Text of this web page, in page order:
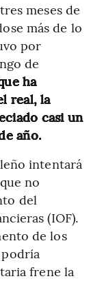
meses de
más de lo
por
de
ha
real, la
casi un
año.
intentará
no
del
(IOF).
de los
podría
frene la